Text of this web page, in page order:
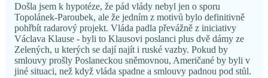
Došla jsem k hypotéze, že pád vlády nebyl jen o sporu
Topolánek-Paroubek, ale že jedním z motivů bylo definitivně
pohřbít radarový projekt. Vláda padla převážně z iniciativy
Václava Klause - byli to Klausovi poslanci plus dvě dámy ze
Zelených, u kterých se dají najít i ruské vazby. Pokud by
smlouvy prošly Poslaneckou sněmovnou, Američané by byli v
jiné situaci, než když vláda spadne a smlouvy padnou pod stůl.